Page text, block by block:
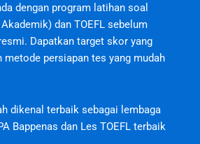
dengan program latihan soal
dan TOEFL sebelum
Dapatkan target skor yang
metode persiapan tes yang mudah
dikenal terbaik sebagai lembaga
Bappenas dan Les TOEFL terbaik